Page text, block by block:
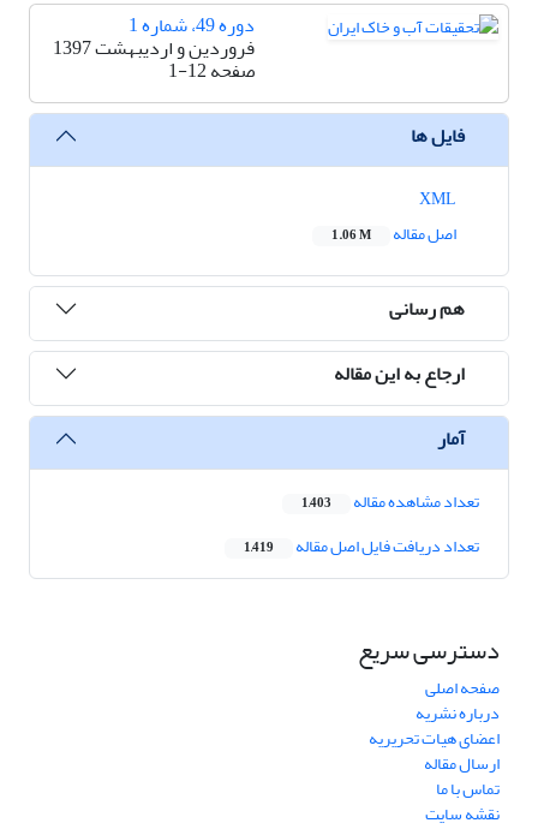
دوره 49، شماره 1
فروردین و اردیبهشت 1397
صفحه1-12
فایل ها
اصل مقاله
1.06 M
هم رسانی
ارجاع به این مقاله
آمار
تعداد مشاهده مقاله 1,403
تعداد دریافت فایل اصل مقاله 1,419
دسترسی سریع
صفحه اصلی
درباره نشریه
اعضای هیات تحریریه
ارسال مقاله
تماس با ما
نقشه سایت